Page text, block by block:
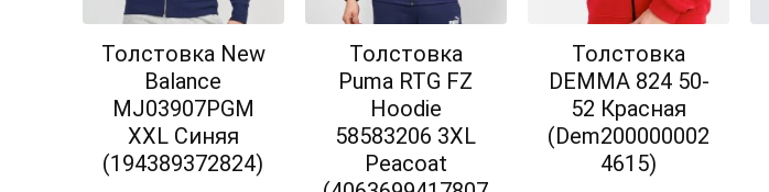
Толстовка New
Balance
MJ03907PGM
XXL Синяя
(194389372824)
Толстовка
Puma RTG FZ
Hoodie
58583206 3XL
Peacoat
Толстовка
DEMMA 824 50-
52 Красная
(Dem200000002
4615)